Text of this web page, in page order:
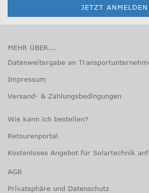
MEHR ÜBER...
Datenweitergabe an
Impressum
Versand- & Zahlungsbedingungen
Wie kann ich bestellen?
Retourenportal
Kostenloses Angebot für Solartechnik
AGB
Privatsphäre und Datenschutz